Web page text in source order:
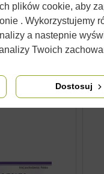
rzeczywistości. Nie
plików cookie, aby
. Wykorzystujemy
a nastepnie
Twoich
Dostosuj